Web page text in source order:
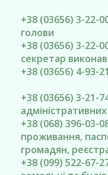
+38 (03656) 3-22-
голови
+38 (03656) 3-22-
секретар
+38 (03656) 4-93-
+38 (03656) 3-21-
+38 (068) 396-03-
проживання,
громадян,
+38 (099) 522-67-